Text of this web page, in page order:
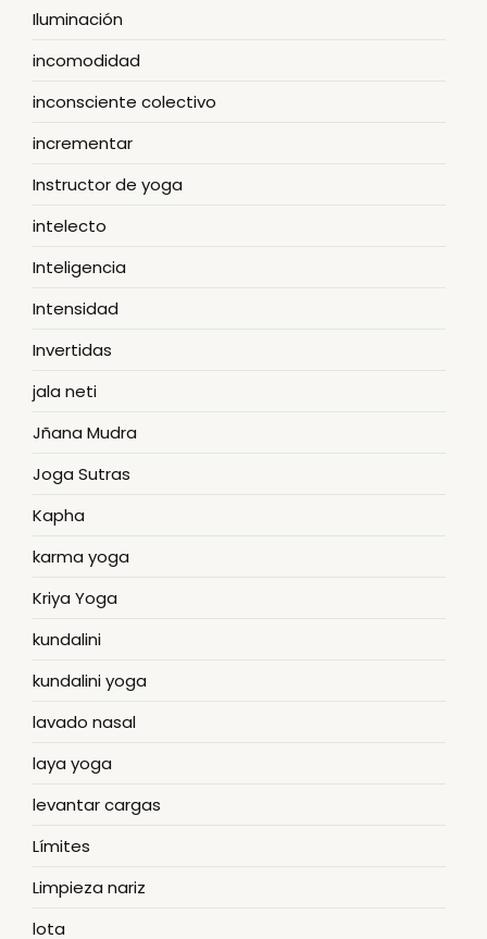
Iluminación
incomodidad
inconsciente colectivo
incrementar
Instructor de yoga
intelecto
Inteligencia
Intensidad
Invertidas
jala neti
Jñana Mudra
Joga Sutras
Kapha
karma yoga
Kriya Yoga
kundalini
kundalini yoga
lavado nasal
laya yoga
levantar cargas
Límites
Limpieza nariz
lota